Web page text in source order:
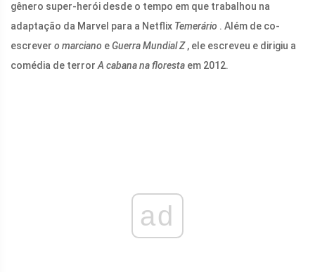
gênero super-herói desde o tempo em que trabalhou na
adaptação da Marvel para a Netflix Temerário . Além de co-
escrever o marciano eGuerra Mundial Z, ele escreveu e dirigiu a
comédia de terror A cabana na floresta em 2012.
ad